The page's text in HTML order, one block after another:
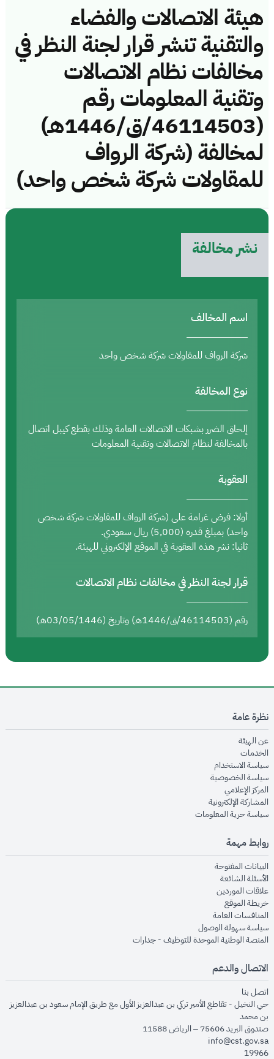
هيئة الاتصالات والفضاء
والتقنية تنشر قرار لجنة النظر في
مخالفات نظام الاتصالات
وتقنية المعلومات رقم
(46114503/ق/1446هـ)
لمخالفة (شركة الرواف
للمقاولات شركة شخص واحد)
نشر مخالفة
اسم المخالف
شركة الرواف للمقاولات شركة شخص واحد
نوع المخالفة
إلحاق الضرر بشبكات الاتصالات العامة وذلك بقطع كيبل اتصال
بالمخالفة لنظام الاتصالات وتقنية المعلومات
العقوبة
أولا: فرض غرامة على (شركة الرواف للمقاولات شركة شخص
واحد) بمبلغ قدره (5,000) ريال سعودي.
ثانيا: نشر هذه العقوبة في الموقع الإلكتروني للهيئة.
قرار لجنة النظر في مخالفات نظام الاتصالات
رقم (46114503/ق/1446هـ) وتاريخ (03/05/1446هـ)
نظرة عامة
عن الهيئةopens in new window
الخدماتopens in new window
سياسة الاستخدام
سياسة الخصوصيةopens in new window
المركز الإعلاميopens in new window
المشاركة الإلكترونيةopens in new window
سياسة حرية المعلوماتopens in new window
روابط مهمة
البيانات المفتوحةopens in new window
الأسئلة الشائعةopens in new window
علاقات الموردينopens in new window
خريطة الموقعopens in new window
المنافسات العامةopens in new window
سياسة سهولة الوصولopens in new window
المنصة الوطنية الموحدة للتوظيف - جداراتopens in new window
الاتصال والدعم
اتصل بنا
حي النخيل - تقاطع الأمير تركي بن عبدالعزيز الأول مع طريق الإمام سعود بن عبدالعزيز
بن محمد
صندوق البريد 75606 – الرياض 11588
info@cst.gov.sa
19966